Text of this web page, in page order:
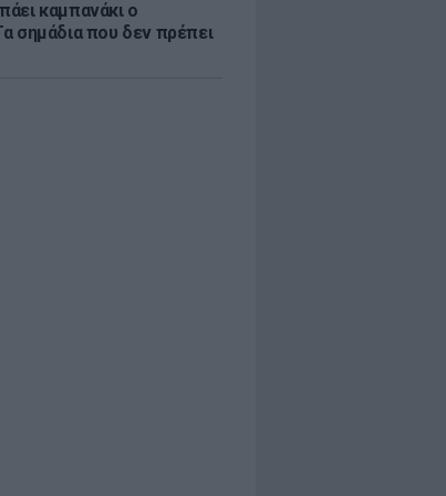
καμπανάκι ο
σημάδια που δεν πρέπει